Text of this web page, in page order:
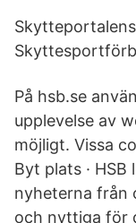
På hsb.se
upplevelse av
möjligt. Vissa
Byt plats ·
nyheterna från
och nyttiga för